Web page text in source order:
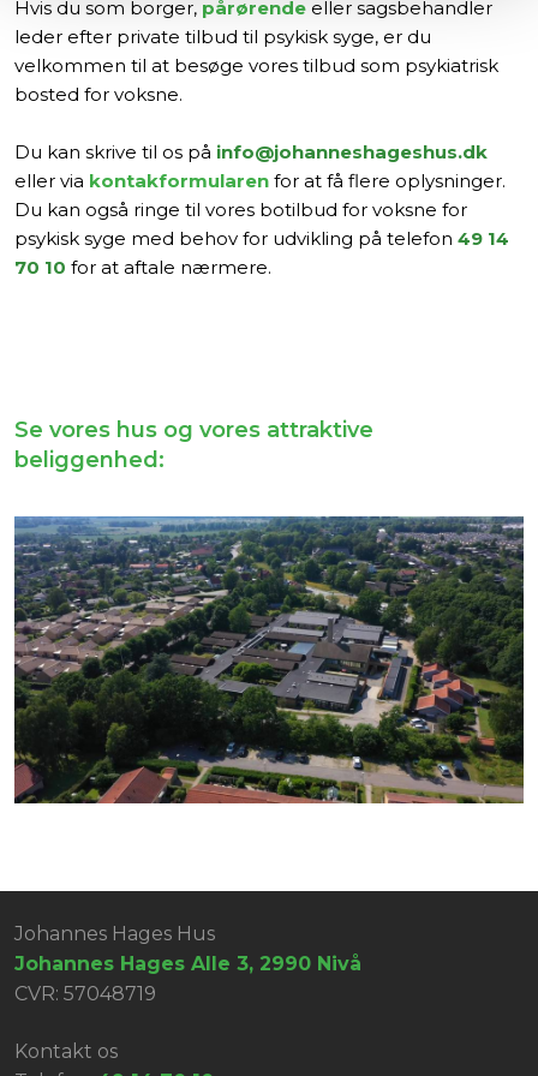
Hvis du som borger, pårørendeeller sagsbehandler
leder efter private tilbud til psykisk syge, er du
velkommen til at besøge vores tilbud som psykiatrisk
bosted for voksne.
Du kan skrive til os på info@johanneshageshus.dk
eller via kontakformularenfor at få flere oplysninger.
Du kan også ringe til vores botilbud for voksne for
psykisk syge med behov for udvikling på telefon 49 14
70 10 for at aftale nærmere.
Se vores hus og vores attraktive
beliggenhed:​
Johannes Hages Hus
Johannes Hages Alle 3, 2990 Nivå
CVR: 57048719
Kontakt os